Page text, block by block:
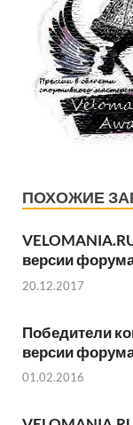
ПОХОЖИЕ
версии
20.12.2017
Победители
версии
01.02.2016